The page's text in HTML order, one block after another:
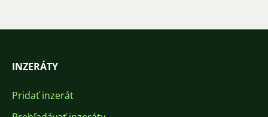
INZERÁTY
Pridať inzerát